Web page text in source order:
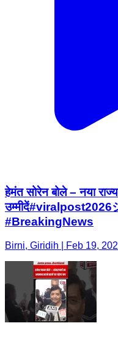
हेमंत सोरेन बोले – नया
#BreakingNews
Birni, Giridih | Feb 19,